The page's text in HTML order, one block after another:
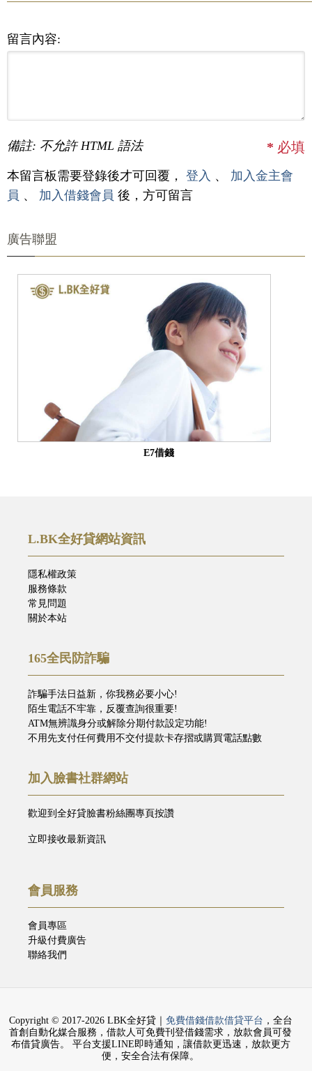
留言內容:
備註: 不允許 HTML 語法 * 必填
本留言板需要登錄後才可回覆， 登入 、 加入金主會
員 、 加入借錢會員 後，方可留言
廣告聯盟
E7借錢
L.BK全好貸網站資訊
隱私權政策
服務條款
常見問題
關於本站
165全民防詐騙
詐騙手法日益新，你我務必要小心!
陌生電話不牢靠，反覆查詢很重要!
ATM無辨識身分或解除分期付款設定功能!
不用先支付任何費用不交付提款卡存摺或購買電話點數
加入臉書社群網站
歡迎到全好貸臉書粉絲團專頁按讚
立即接收最新資訊
會員服務
會員專區
升級付費廣告
聯絡我們
Copyright © 2017-2026 LBK全好貸｜ 免費借錢借款借貸平台 ，全台
首創自動化媒合服務，借款人可免費刊登借錢需求，放款會員可發
布借貸廣告。 平台支援LINE即時通知，讓借款更迅速，放款更方
便，安全合法有保障。